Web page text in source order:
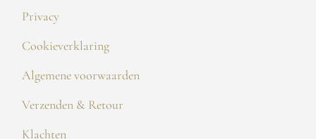
Privacy
Cookieverklaring
Algemene voorwaarden
Verzenden & Retour
Klachten